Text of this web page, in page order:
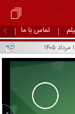
تماس با ما